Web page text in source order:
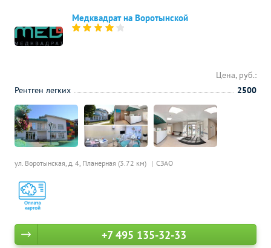
Медквадрат на Воротынской
ул. Воротынская, д. 4, Планерная (3.72 км) СЗАО
Цена, руб.:
Рентген легких
2500
+7 495 135-32-33